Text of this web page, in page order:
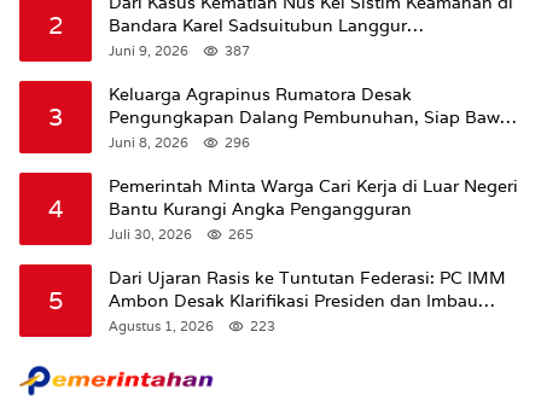
2
Bandara Karel Sadsuitubun Langgur
Dipertanyakan
Juni 9, 2026 387
3
Keluarga Agrapinus Rumatora Desak
Pengungkapan Dalang Pembunuhan, Siap Bawa
Kasus ke Komisi III DPR RI
Juni 8, 2026 296
4
Pemerintah Minta Warga Cari Kerja di Luar Negeri
Bantu Kurangi Angka Pengangguran
Juli 30, 2026 265
5
Dari Ujaran Rasis ke Tuntutan Federasi: PC IMM
Ambon Desak Klarifikasi Presiden dan Imbau
Tunda Pengibaran Bendera Merah Putih Di
Agustus 1, 2026 223